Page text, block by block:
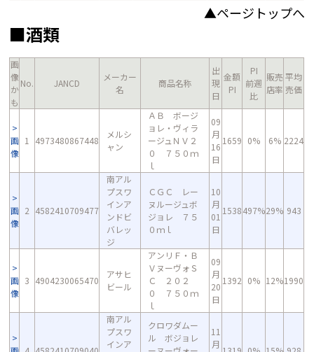
▲ページトップへ
■酒類
画
像
か
も
No. JANCD
メーカー
名
商品名称
出
現
日
金額
PI
PI
前週
比
販売
店率
平均
売価
画
像
1 4973480867448
メルシ
ャン
ＡＢ ボージ
ョレ・ヴィラ
ージュＮＶ２
０ ７５０ｍ
ｌ
09
月
16
日
1659 0% 6% 2224
画
像
2 4582410709477
南アル
プスワ
インア
ンドビ
バレッ
ジ
ＣＧＣ レー
ヌルージュボ
ジョレ ７５
０ｍｌ
10
月
01
日
1538497%29% 943
画
像
3 4904230065470
アサヒ
ビール
アンリＦ・Ｂ
ＶヌーヴォＳ
Ｃ ２０２
０ ７５０ｍ
ｌ
09
月
20
日
1392 0% 12%1990
南アル
プスワ
インア
クロワダムー
ル ボジョレ
11
月